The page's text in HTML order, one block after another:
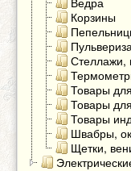
Корзины
Стеллажи,
Товары
Товары
Товары
Швабры,
Щетки,